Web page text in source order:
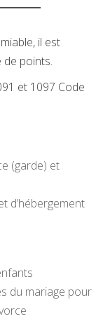
il est
de points.
et 1097 Code
(garde) et
d’hébergement
du mariage pour